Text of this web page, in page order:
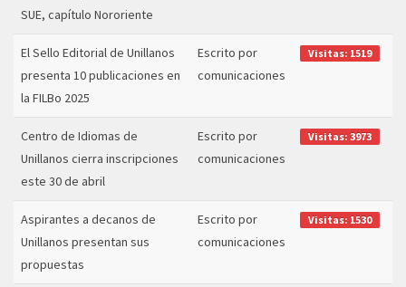
SUE, capítulo Nororiente
El Sello Editorial de Unillanos
presenta 10 publicaciones en
la FILBo 2025
Escrito por
comunicaciones
Visitas: 1519
Centro de Idiomas de
Unillanos cierra inscripciones
este 30 de abril
Escrito por
comunicaciones
Visitas: 3973
Aspirantes a decanos de
Unillanos presentan sus
propuestas
Escrito por
comunicaciones
Visitas: 1530